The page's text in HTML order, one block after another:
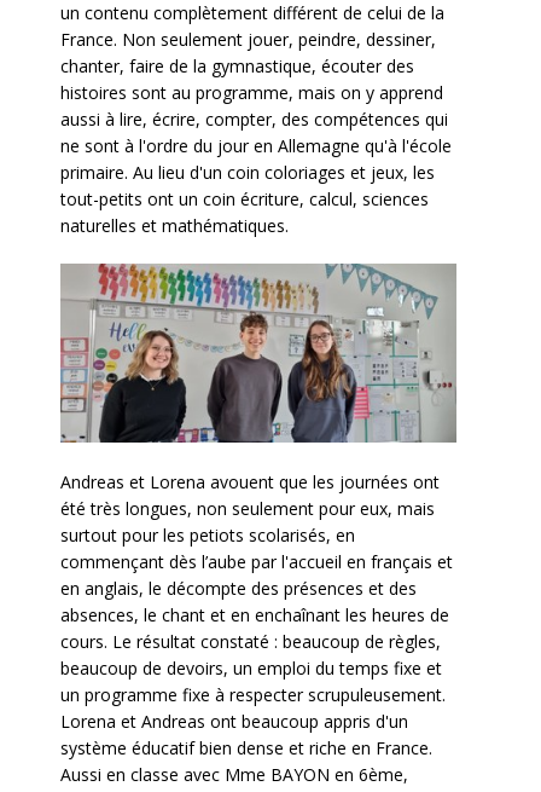
un contenu complètement différent de celui de la
France. Non seulement jouer, peindre, dessiner,
chanter, faire de la gymnastique, écouter des
histoires sont au programme, mais on y apprend
aussi à lire, écrire, compter, des compétences qui
ne sont à l'ordre du jour en Allemagne qu'à l'école
primaire. Au lieu d'un coin coloriages et jeux, les
tout-petits ont un coin écriture, calcul, sciences
naturelles et mathématiques.
Andreas et Lorena avouent que les journées ont
été très longues, non seulement pour eux, mais
surtout pour les petiots scolarisés, en
commençant dès l’aube par l'accueil en français et
en anglais, le décompte des présences et des
absences, le chant et en enchaînant les heures de
cours. Le résultat constaté : beaucoup de règles,
beaucoup de devoirs, un emploi du temps fixe et
un programme fixe à respecter scrupuleusement.
Lorena et Andreas ont beaucoup appris d'un
système éducatif bien dense et riche en France.
Aussi en classe avec Mme BAYON en 6ème,